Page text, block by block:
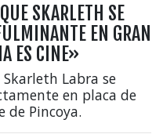
SKARLETH SE
EN GRAN
ES CINE»
Labra se
en placa de
Pincoya.